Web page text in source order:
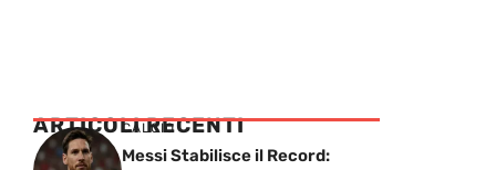
ARTICOLI RECENTI
CALCIO
Messi Stabilisce il Record: